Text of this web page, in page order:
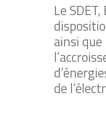
Le
ainsi
de